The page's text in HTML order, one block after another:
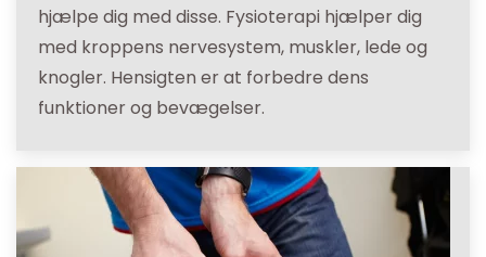
hjælpe dig med disse. Fysioterapi hjælper dig
med kroppens nervesystem, muskler, lede og
knogler. Hensigten er at forbedre dens
funktioner og bevægelser.